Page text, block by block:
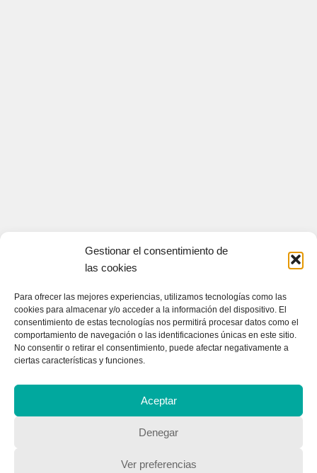
Gestionar el consentimiento de
las cookies
Para ofrecer las mejores experiencias, utilizamos tecnologías como las
cookies para almacenar y/o acceder a la información del dispositivo. El
consentimiento de estas tecnologías nos permitirá procesar datos como el
comportamiento de navegación o las identificaciones únicas en este sitio.
No consentir o retirar el consentimiento, puede afectar negativamente a
ciertas características y funciones.
Aceptar
Denegar
Ver preferencias
CONTACTA CON NOSOTROS